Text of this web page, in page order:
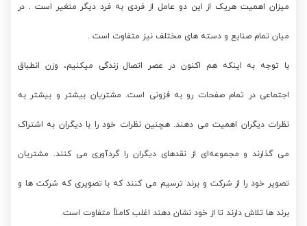
میزان اهمیت هریک از این دو عامل از فردی به فرد دیگر متغیر است . در
میان تمام صنایع و دسته های مختلف نیز متفاوت است .
با توجه به اینکه هم اکنون در عصر اتصال زندگی میکنیم، وزن انطباق
اجتماعی در تمام صفحات رو به فزونی است. مشتریان بیشتر و بیشتر به
نظرات دیگران اهمیت می دهند. هچنین نظرات خود را با دیگران به اشتراک
می گذارند و مجموعه‌ای از نقدهای دیگران را گردآوری می کنند. مشتریان
تصویر خود را از شرکت و برند ترسیم می کنند که با تصویری که شرکت ها و
برند ها تلاش دارند تا از خود نشان دهند اغلب کاملاً متفاوت است.